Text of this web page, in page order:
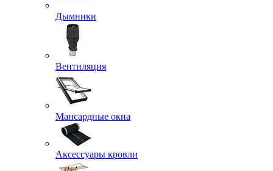
Дымники
Вентиляция
Мансардные окна
Аксессуары кровли